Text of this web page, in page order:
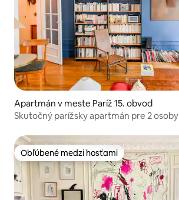
Apartmán v meste Paríž 15. obvod
Skutočný parížsky apartmán pre 2 osoby
Obľúbené medzi hosťami
Obľúbené medzi hosťami